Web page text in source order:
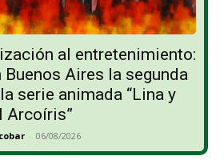
al entretenimiento:
Buenos Aires la segunda
serie animada “Lina y
Arcoíris”
- 06/08/2026